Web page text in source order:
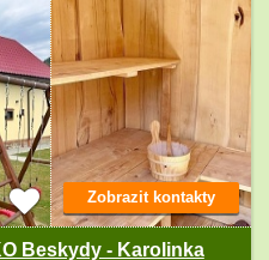
Beskydy - Karolinka
Zobrazit kontakty